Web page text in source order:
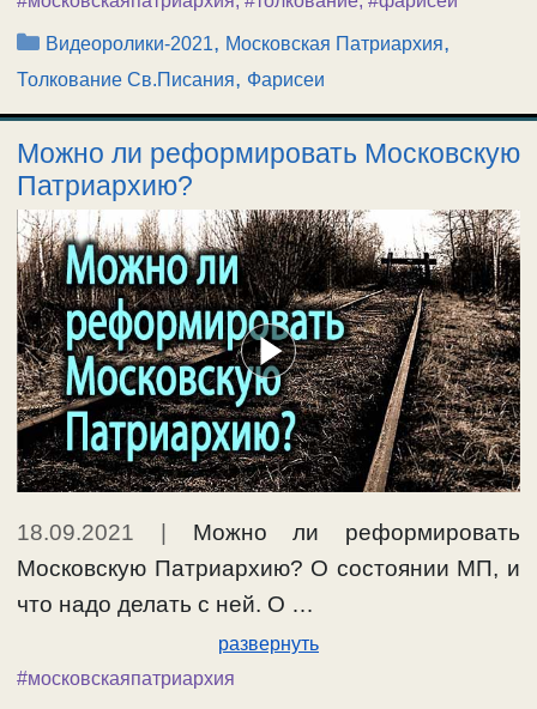
Рубрики
Видеоролики-2021, Московская Патриархия,
Толкование Св.Писания, Фарисеи
Можно ли реформировать Московскую
Патриархию?
18.09.2021 | Можно ли реформировать
Московскую Патриархию? О состоянии МП, и
что надо делать с ней. О …
развернуть
#московскаяпатриархия